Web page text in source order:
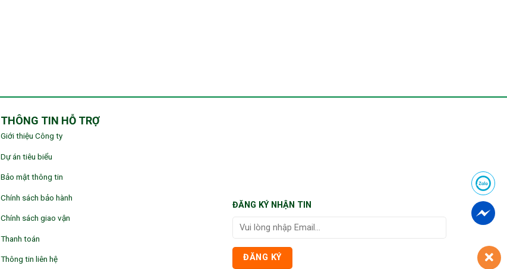
THÔNG TIN HỖ TRỢ
Giới thiệu Công ty
Dự án tiêu biểu
Bảo mật thông tin
Chính sách bảo hành
Chính sách giao vận
Thanh toán
Thông tin liên hệ
ĐĂNG KÝ NHẬN TIN